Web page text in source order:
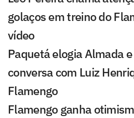
golaços em treino do
vídeo
Paquetá elogia Almada
conversa com Luiz
Flamengo
Flamengo ganha